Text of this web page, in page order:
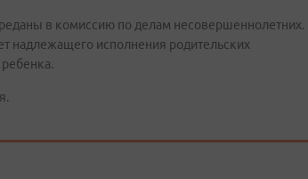
в комиссию по делам несовершеннолетних.
надлежащего исполнения родительских